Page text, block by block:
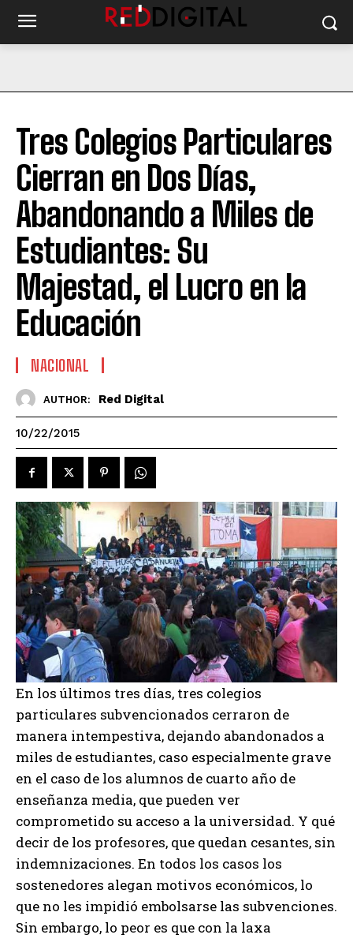
Tres Colegios Particulares
Cierran en Dos Días,
Abandonando a Miles de
Estudiantes: Su
Majestad, el Lucro en la
Educación
NACIONAL
AUTHOR: Red Digital
10/22/2015
En los últimos tres días, tres colegios
particulares subvencionados cerraron de
manera intempestiva, dejando abandonados a
miles de estudiantes, caso especialmente grave
en el caso de los alumnos de cuarto año de
enseñanza media, que pueden ver
comprometido su acceso a la universidad. Y qué
decir de los profesores, que quedan cesantes, sin
indemnizaciones. En todos los casos los
sostenedores alegan motivos económicos, lo
que no les impidió embolsarse las subvenciones.
Sin embargo, lo peor es que con la laxa